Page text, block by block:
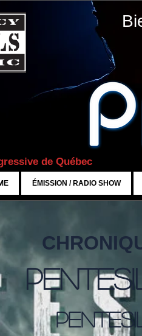
de Québec
ÉMISSION / RADIO SHOW